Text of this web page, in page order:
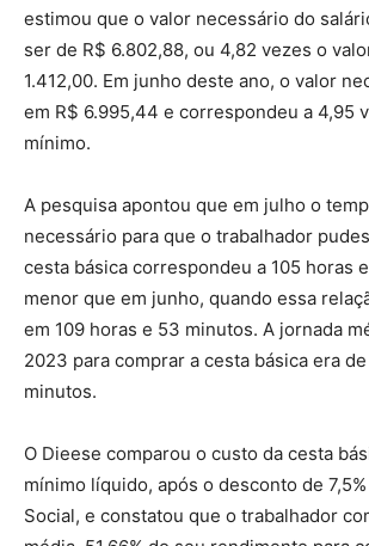
estimou que o valor necessário do
ser de R$ 6.802,88, ou 4,82 vezes o
1.412,00. Em junho deste ano, o valor
em R$ 6.995,44 e correspondeu a 4,95
mínimo.
A pesquisa apontou que em julho o
necessário para que o trabalhador
cesta básica correspondeu a 105 horas
menor que em junho, quando essa
em 109 horas e 53 minutos. A jornada
2023 para comprar a cesta básica era de
minutos.
O Dieese comparou o custo da cesta
mínimo líquido, após o desconto de
Social, e constatou que o trabalhador